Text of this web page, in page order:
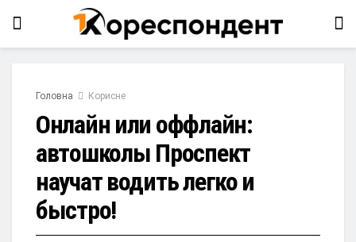
Головна Корисне
Онлайн или оффлайн:
автошколы Проспект
научат водить легко и
быстро!